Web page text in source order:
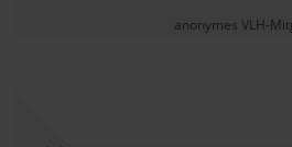
anonymes VLH-